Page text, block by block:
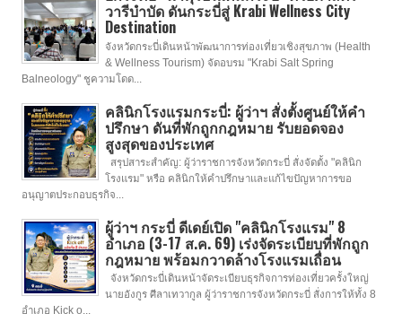
วารีบำบัด ดันกระบี่สู่ Krabi Wellness City
Destination
จังหวัดกระบี่เดินหน้าพัฒนาการท่องเที่ยวเชิงสุขภาพ (Health
& Wellness Tourism) จัดอบรม "Krabi Salt Spring
Balneology" ชูความโดด...
คลินิกโรงแรมกระบี่: ผู้ว่าฯ สั่งตั้งศูนย์ให้คำ
ปรึกษา ดันที่พักถูกกฎหมาย รับยอดจอง
สูงสุดของประเทศ
สรุปสาระสำคัญ: ผู้ว่าราชการจังหวัดกระบี่ สั่งจัดตั้ง "คลินิก
โรงแรม" หรือ คลินิกให้คำปรึกษาและแก้ไขปัญหาการขอ
อนุญาตประกอบธุรกิจ...
ผู้ว่าฯ กระบี่ ดีเดย์เปิด "คลินิกโรงแรม" 8
อำเภอ (3-17 ส.ค. 69) เร่งจัดระเบียบที่พักถูก
กฎหมาย พร้อมกวาดล้างโรงแรมเถื่อน
จังหวัดกระบี่เดินหน้าจัดระเบียบธุรกิจการท่องเที่ยวครั้งใหญ่
นายอังกูร ศีลาเทวากูล ผู้ว่าราชการจังหวัดกระบี่ สั่งการให้ทั้ง 8
อำเภอ Kick o...